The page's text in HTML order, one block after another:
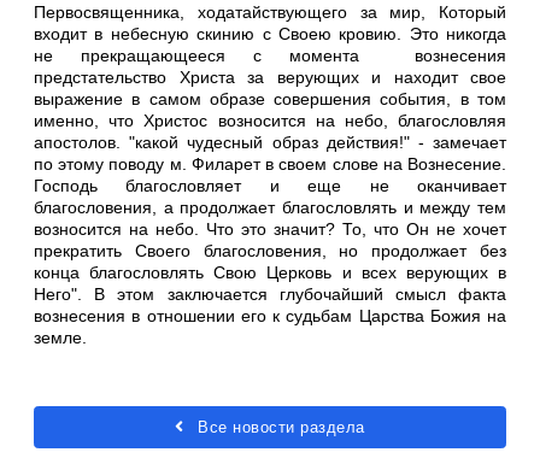
Первосвященника, ходатайствующего за мир, Который
входит в небесную скинию с Своею кровию. Это никогда
не прекращающееся с момента вознесения
предстательство Христа за верующих и находит свое
выражение в самом образе совершения события, в том
именно, что Христос возносится на небо, благословляя
апостолов. "какой чудесный образ действия!" - замечает
по этому поводу м. Филарет в своем слове на Вознесение.
Господь благословляет и еще не оканчивает
благословения, а продолжает благословлять и между тем
возносится на небо. Что это значит? То, что Он не хочет
прекратить Своего благословения, но продолжает без
конца благословлять Свою Церковь и всех верующих в
Него". В этом заключается глубочайший смысл факта
вознесения в отношении его к судьбам Царства Божия на
земле.
Все новости раздела